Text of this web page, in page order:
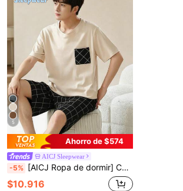
5
Ahorro de $574
AICJ Sleepwear
-5% [AICJ Ropa de dormir] Conjunto de pijama de 2 piezas con pantalón corto de unicolor casual y holgado minimalista + camiseta de cuello redondo de manga corta para uso en casa, primavera/verano
$10.916